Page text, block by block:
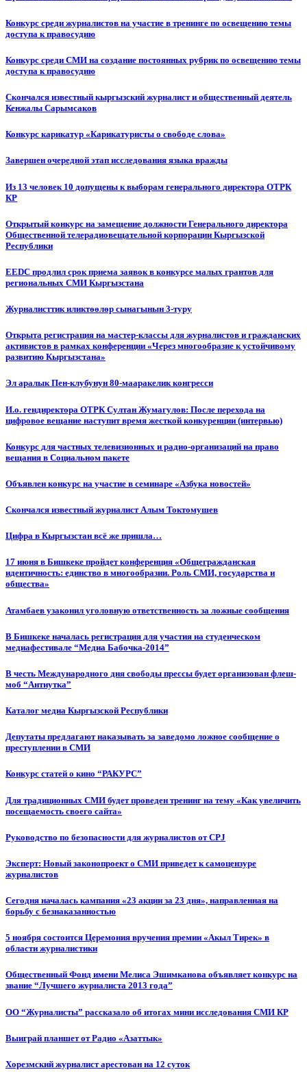
Конкурс среди журналистов на участие в тренинге по освещению темы
доступа к правосудию
Конкурс среди СМИ на создание постоянных рубрик по освещению темы
доступа к правосудию
Скончался известный кыргызский журналист и общественный деятель
Кенжалы Сарымсаков
Конкурс карикатур «Карикатуристы о свободе слова»
Завершен очередной этап исследования языка вражды
Из 13 человек 10 допущены к выборам генерального директора ОТРК
КР
Открытый конкурс на замещение должности Генерального директора
Общественной телерадиовещательной корпорации Кыргызской
Республики
EEDC продлил срок приема заявок в конкурсе малых грантов для
региональных СМИ Кыргызстана
Журналисттик иликтөөлөр сынагынын 3-туру
Открыта регистрация на мастер-классы для журналистов и гражданских
активистов в рамках конференции «Через многообразие к устойчивому
развитию Кыргызстана»
Эл аралык Пен-клубунун 80-мааракелик конгресси
И.о. гендиректора ОТРК Султан Жумагулов: После перехода на
цифровое вещание наступит время жесткой конкуренции (интервью)
Конкурс для частных телевизионных и радио-организаций на право
вещания в Социальном пакете
Объявлен конкурс на участие в семинаре «Азбука новостей»
Cкончался известный журналист Алым Токтомушев
Цифра в Кыргызстан всё же пришла…
17 июня в Бишкеке пройдет конференция «Общегражданская
идентичность: единство в многообразии. Роль СМИ, государства и
общества»
Атамбаев узаконил уголовную ответственность за ложные сообщения
В Бишкеке началась регистрация для участия на студенческом
медиафестивале “Медиа Бабочка-2014”
В честь Международного дня свободы прессы будет организован флеш-
моб “Антиутка”
Каталог медиа Кыргызской Республики
Депутаты предлагают наказывать за заведомо ложное сообщение о
преступлении в СМИ
Конкурс статей о кино “РАКУРС”
Для традиционных СМИ будет проведен тренинг на тему «Как увеличить
посещаемость своего сайта»
Руководство по безопасности для журналистов от CPJ
Эксперт: Новый законопроект о СМИ приведет к самоцензуре
журналистов
Сегодня началась кампания «23 акции за 23 дня», направленная на
борьбу с безнаказанностью
5 ноября состоится Церемония вручения премии «Акыл Тирек» в
области журналистики
Общественный Фонд имени Мелиса Эшимканова объявляет конкурс на
звание “Лучшего журналиста 2013 года”
ОО “Журналисты” рассказало об итогах мини исследования СМИ КР
Выиграй планшет от Радио «Азаттык»
Хорезмский журналист арестован на 12 суток